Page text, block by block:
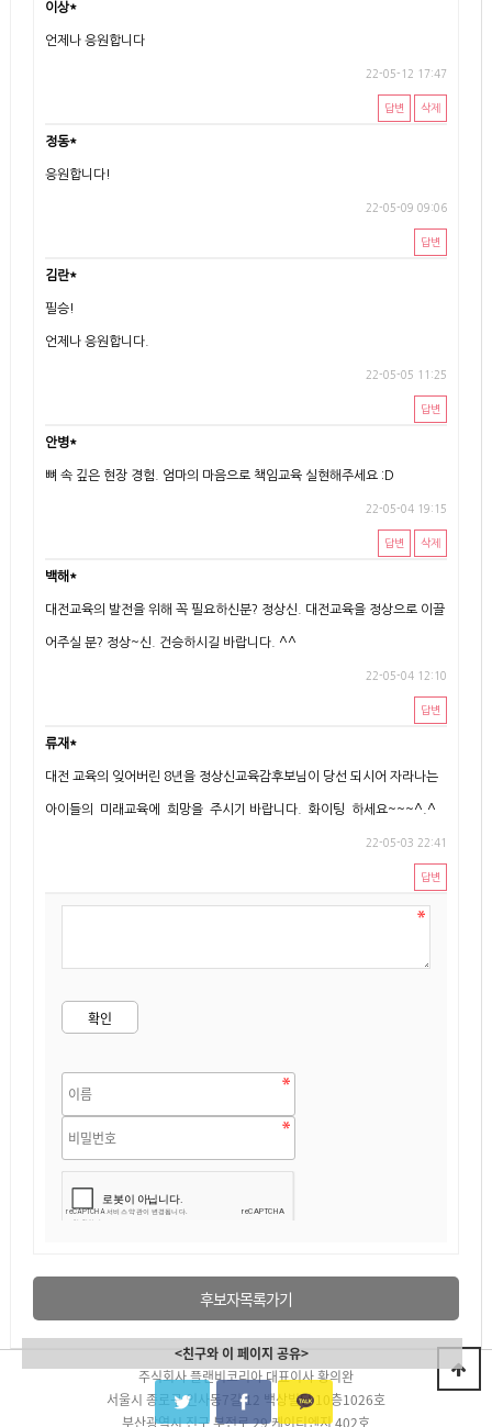
이상*
언제나 응원합니다
22-05-12 17:47
답변 삭제
정동*
응원합니다!
22-05-09 09:06
답변
김란*
필승!
언제나 응원합니다.
22-05-05 11:25
답변
안병*
뼈 속 깊은 현장 경험. 엄마의 마음으로 책임교육 실현해주세요 :D
22-05-04 19:15
답변 삭제
백해*
대전교육의 발전을 위해 꼭 필요하신분? 정상신. 대전교육을 정상으로 이끌
어주실 분? 정상~신. 건승하시길 바랍니다. ^^
22-05-04 12:10
답변
류재*
대전 교육의 잊어버린 8년을 정상신교육감후보님이 당선 되시어 자라나는
아이들의 미래교육에 희망을 주시기 바랍니다. 화이팅 하세요~~~^.^
22-05-03 22:41
답변
<친구와 이 페이지 공유>
후보자목록가기
주식회사 플랜비코리아 대표이사 황의완
서울시 종로구 인사동7길 12 백상빌딩 10층1026호
부산광역시 진구 부전로 29 케이티엔지 402호